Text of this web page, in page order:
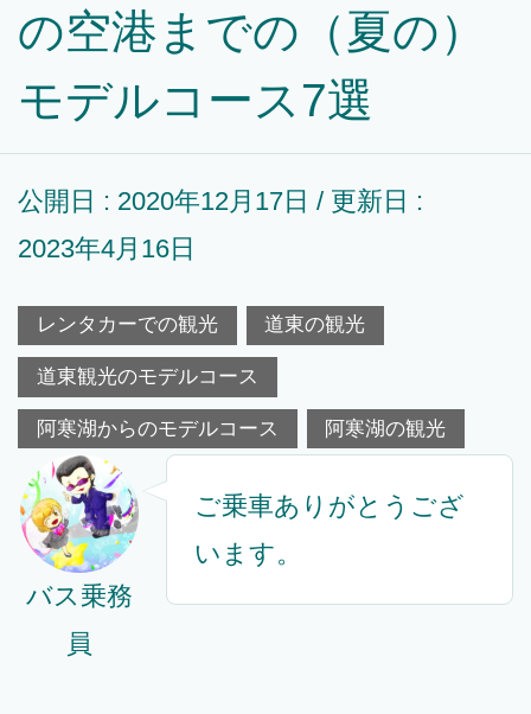
の空港までの（夏の）
モデルコース7選
公開日 : 2020年12月17日 / 更新日 :
2023年4月16日
レンタカーでの観光 道東の観光
道東観光のモデルコース
阿寒湖からのモデルコース 阿寒湖の観光
バス乗務
員
ご乗車ありがとうござ
います。